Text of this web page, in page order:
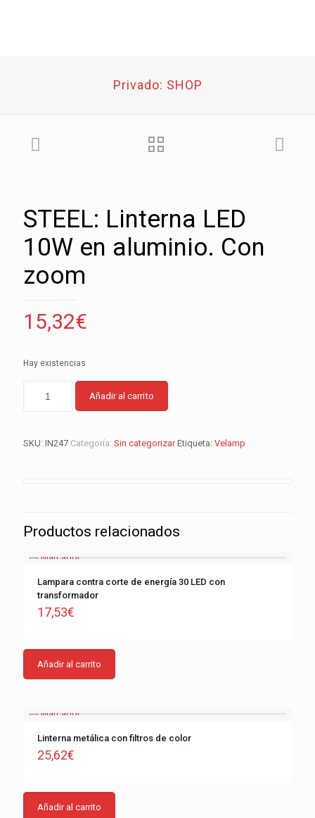
Privado: SHOP
STEEL: Linterna LED
10W en aluminio. Con
zoom
15,32€
Hay existencias
Añadir al carrito
SKU: IN247 Categoría: Sin categorizar Etiqueta: Velamp
Productos relacionados
Lampara contra corte de energía 30 LED con
transformador
17,53€
Añadir al carrito
Linterna metálica con filtros de color
25,62€
Añadir al carrito